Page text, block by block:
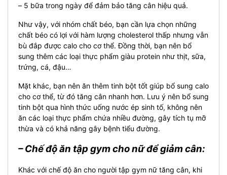
– 5 bữa trong ngày để đảm bảo tăng cân hiệu quả.
Như vậy, với nhóm chất béo, bạn cần lựa chọn những
chất béo có lợi với hàm lượng cholesterol thấp nhưng vẫn
bù đắp được calo cho cơ thể. Đồng thời, bạn nên bổ
sung thêm các loại thực phẩm giàu protein như thịt, sữa,
trứng, cá, đậu…
Mặt khác, bạn nên ăn thêm tinh bột tốt giúp bổ sung calo
cho cơ thể, từ đó tăng cân nhanh hơn. Lưu ý nên bổ sung
tinh bột qua hình thức uống nước ép sinh tố, không nên
ăn các loại thực phẩm chứa nhiều đường, gây tích tụ mỡ
thừa và có khả năng gây bệnh tiểu đường.
– Chế độ ăn tập gym cho nữ để giảm cân:
Khác với chế độ ăn cho người tập gym nữ tăng cân, khi